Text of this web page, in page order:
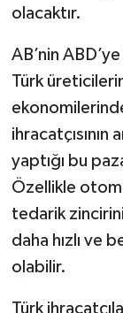
olacaktır.
AB’nin
Türk
yaptığı bu
Özellikle
tedarik
daha hızlı ve
olabilir.
Türk